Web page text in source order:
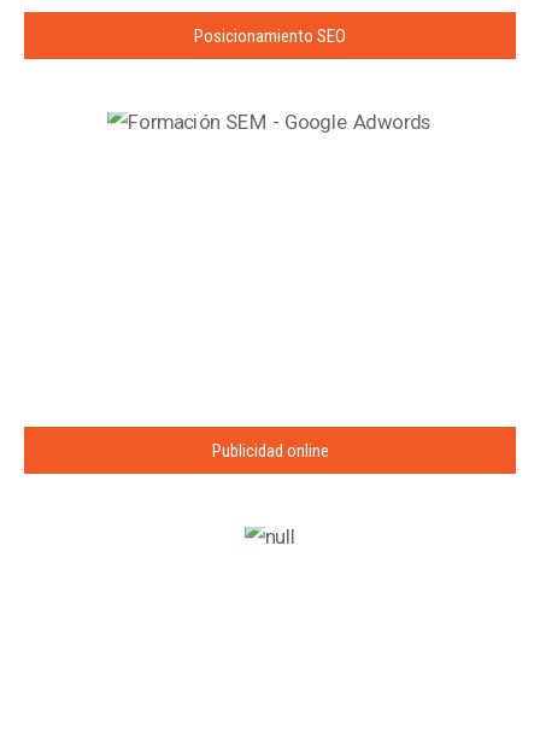
Posicionamiento SEO
Publicidad online